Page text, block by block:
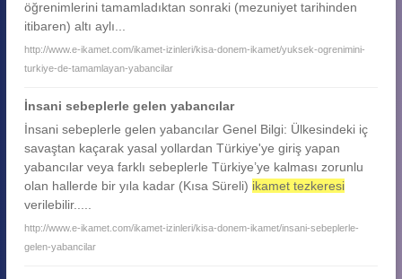
öğrenimlerini tamamladıktan sonraki (mezuniyet tarihinden
itibaren) altı aylı...
http://www.e-ikamet.com/ikamet-izinleri/kisa-donem-ikamet/yuksek-ogrenimini-
turkiye-de-tamamlayan-yabancilar
İnsani sebeplerle gelen yabancılar
İnsani sebeplerle gelen yabancılar Genel Bilgi: Ülkesindeki iç
savaştan kaçarak yasal yollardan Türkiye'ye giriş yapan
yabancılar veya farklı sebeplerle Türkiye’ye kalması zorunlu
olan hallerde bir yıla kadar (Kısa Süreli) ikamet tezkeresi
verilebilir.....
http://www.e-ikamet.com/ikamet-izinleri/kisa-donem-ikamet/insani-sebeplerle-
gelen-yabancilar